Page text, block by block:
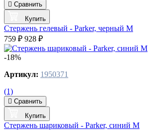
Сравнить
Купить
Стержень гелевый - Parker, черный M
759 ₽ 928 ₽
-18%
Артикул: 1950371
(1)
Сравнить
Купить
Стержень шариковый - Parker, синий M